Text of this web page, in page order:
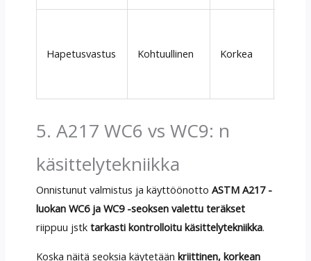
Hapetusvastus Kohtuullinen Korkea
5. A217 WC6 vs WC9: n
käsittelytekniikka
Onnistunut valmistus ja käyttöönotto ASTM A217 -
luokan WC6 ja WC9 -seoksen valettu teräkset
riippuu jstk tarkasti kontrolloitu käsittelytekniikka.
Koska näitä seoksia käytetään kriittinen, korkean